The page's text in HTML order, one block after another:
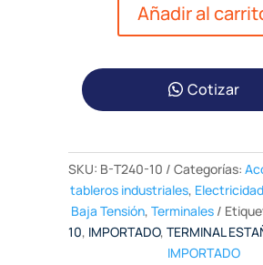
Añadir al
Cotizar
SKU: B-T240-10 Categorías:
tableros industriales,
Baja Tensión, Terminales
10, IMPORTADO,TERMINAL
IMPORTADO